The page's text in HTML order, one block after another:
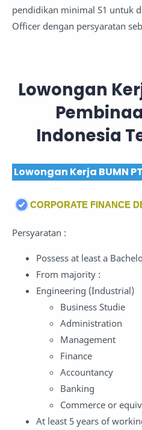
pendidikan minimal S1 untuk
Officer dengan persyaratan
Lowongan
Indonesia
Lowongan Kerja BUMN
CORPORATE FINANCE
Persyaratan :
Possess at least a
From majority :
Engineering (Industrial)
Business Studie
Administration
Management
Finance
Accountancy
Banking
Commerce or
At least 5 years of